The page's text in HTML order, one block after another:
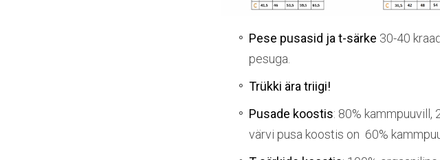
Pese pusasid ja t-särke 30-40
pesuga.
Trükki ära triigi!
Pusade koostis: 80% kammpuuvill,
värvi pusa koostis on 60%